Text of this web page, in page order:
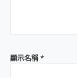
顯示名稱*